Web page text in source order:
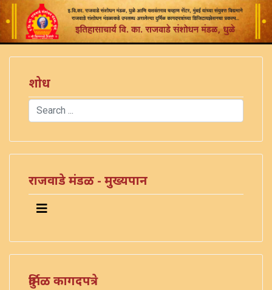
शोध
Search
राजवाडे मंडळ - मुख्यपान
दुर्मिळ कागदपत्रे